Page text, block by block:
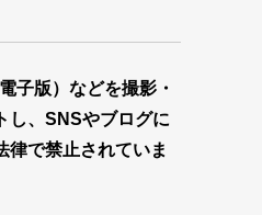
子版）などを撮影・
し、SNSやブログに
律で禁止されていま